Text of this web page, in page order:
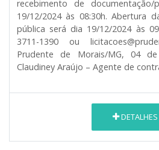
recebimento de
19/12/2024 às 08:30h. Abertura
pública será dia 19/12/2024 às
3711-1390 ou
Prudente de Morais/MG, 04
Claudiney Araújo – Agente de
DETALHES